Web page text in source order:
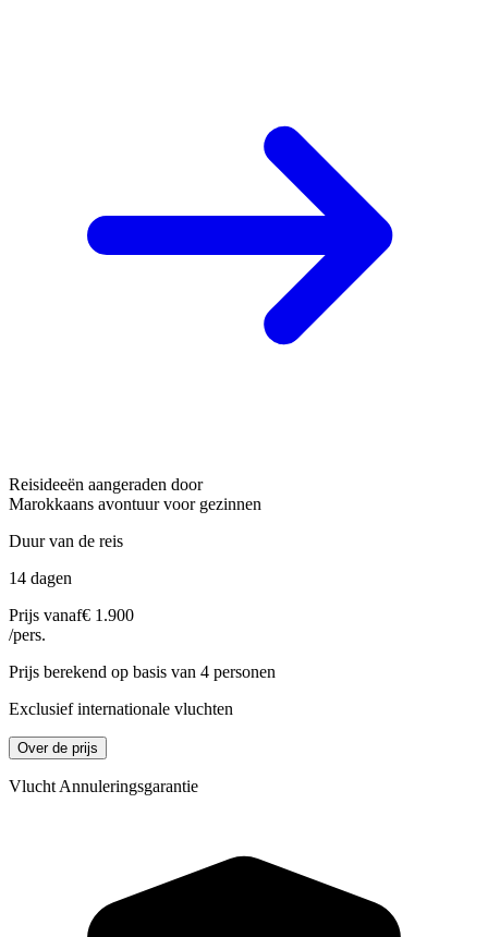
Reisideeën aangeraden door
Marokkaans avontuur voor gezinnen
Duur van de reis
14 dagen
Prijs vanaf€ 1.900
/pers.
Prijs berekend op basis van 4 personen
Exclusief internationale vluchten
Over de prijs
Vlucht Annuleringsgarantie